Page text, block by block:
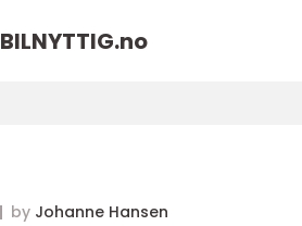
BILNYTTIG.no
by Johanne Hansen